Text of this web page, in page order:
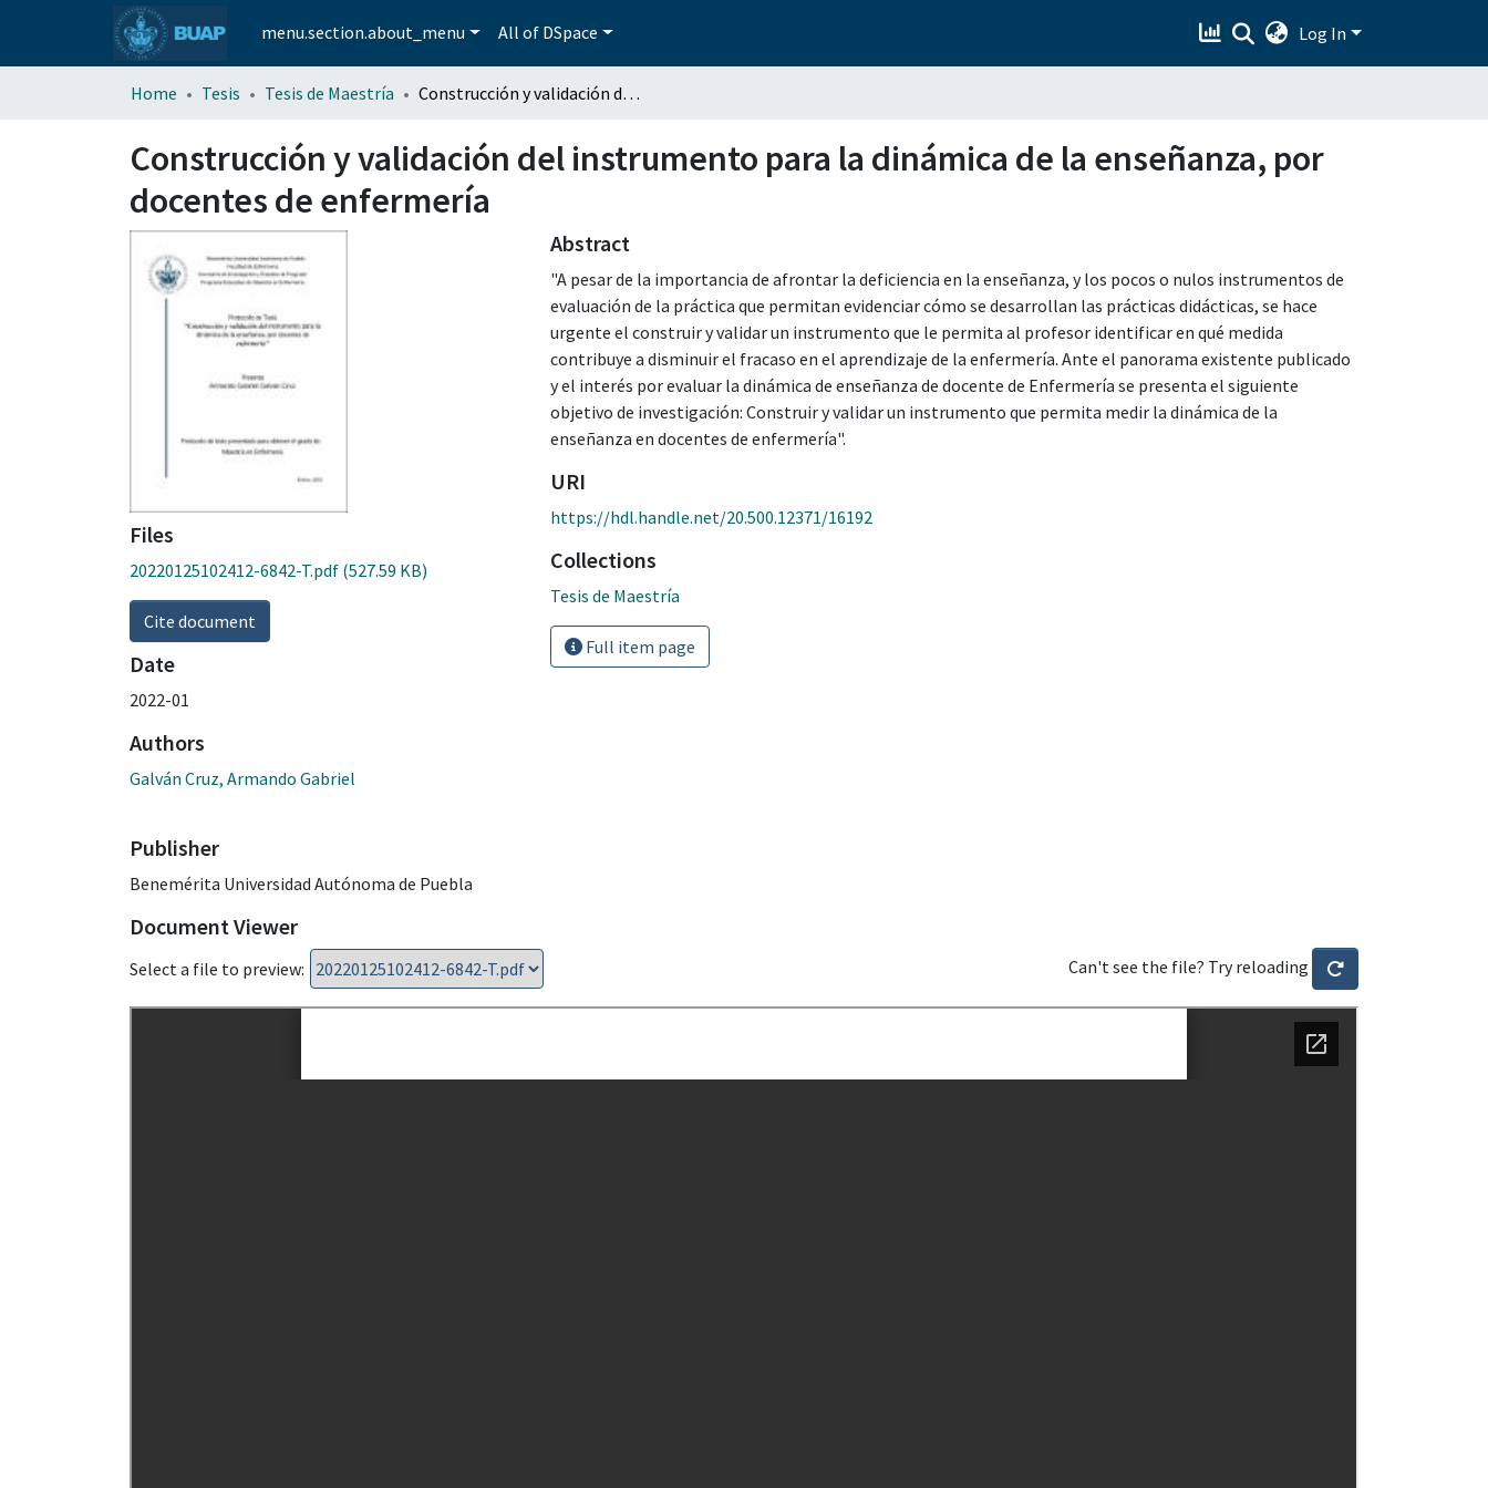
menu.section.about_menu All of DSpace Log In
Home Tesis Tesis de Maestría Construcción y validación del instrumento para la dinámica de la enseñanza, por docentes de enfermería
Construcción y validación del instrumento para la dinámica de la enseñanza, por
docentes de enfermería
Files
20220125102412-6842-T.pdf (527.59 KB)
Cite document
Date
2022-01
Authors
Galván Cruz, Armando Gabriel
Publisher
Benemérita Universidad Autónoma de Puebla
Abstract
"A pesar de la importancia de afrontar la deficiencia en la enseñanza, y los pocos o nulos instrumentos de
evaluación de la práctica que permitan evidenciar cómo se desarrollan las prácticas didácticas, se hace
urgente el construir y validar un instrumento que le permita al profesor identificar en qué medida
contribuye a disminuir el fracaso en el aprendizaje de la enfermería. Ante el panorama existente publicado
y el interés por evaluar la dinámica de enseñanza de docente de Enfermería se presenta el siguiente
objetivo de investigación: Construir y validar un instrumento que permita medir la dinámica de la
enseñanza en docentes de enfermería".
URI
https://hdl.handle.net/20.500.12371/16192
Collections
Tesis de Maestría
Full item page
Document Viewer
Select a file to preview: Can't see the file? Try reloading